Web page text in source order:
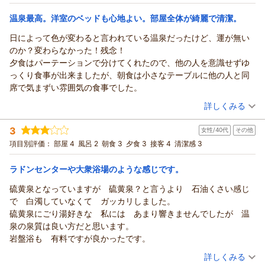
岩盤浴も、ちょうど良い温度で今まで行ってきた岩盤浴のナンバ
ーワンとなりました。
今度は日帰りで、２種の温泉と岩盤浴を利用したいので、その料
金をわかりやすく提示してほしいなと思いました。
るビジネスプラン/2食付
和室 朝・夕 夕/個室利用
宿泊価格帯： 9,001～10,000円(大人一人あたり/税込)
南郷（夢）温泉 共林荘からの返信
この度は南郷温泉 共林荘にご宿泊いただきまして誠にありが
とうございます。温泉、岩盤浴、お弁当プランのお弁当もお褒
め頂き感謝申し上げます。ご飯が大盛を選べたらのお声ですが
プラン構成が難しく申し訳ございません。貴重なご意見ですの
でご検討はさせていただきます。日帰りでの岩盤浴は館内、HP
に記載されてますがわかりにくかったとの事。日帰りの場合、
立て続けに2種の温泉に入浴されると効き目が良すぎて湯あたり
をおこす事から大広間休憩を挟んでもらっております。その場
合は2種の温泉と岩盤浴でお1人様 1500円（岩盤浴・温泉・大
広間含）を頂戴しております。又のご来館をお待ちしておりま
支配人 高橋
（返信日：2026/05/24）
温泉最高。洋室のベッドも心地よい。部屋全体が綺麗で清潔。
日によって色が変わると言われている温泉だったけど、運が無い
のか？変わらなかった！残念！
夕食はパーテーションで分けてくれたので、他の人を意識せずゆ
っくり食事が出来ましたが、朝食は小さなテーブルに他の人と同
席で気まずい雰囲気の食事でした。
（投稿日：2026/04/21）
宿泊時期： 2026年04月宿泊 (一人旅)
投稿者： JUNさん
宿泊プラン： 【ちょい贅沢】料理長おまかせ和膳／特別2食付
朝・夕
夕/個室利用
宿泊価格帯： 16,001～17,000円(大人一人あたり/税込)
南郷（夢）温泉 共林荘からの返信
この度は南郷温泉 共林荘にご宿泊いただきまして誠にありが
とうございます。温泉の評価とお部屋をお褒め頂きまして誠に
ありがとうございます。一方で朝食会場におきまして気まずい
思いをしたとの事で申し訳ございません。設備上の問題でどう
にもならない事ですが混みあう時は時間帯で促すようご案内で
詳しくみる
3 女性/40代 その他
項目別評価： 部屋 4 風呂 2 朝食 3 夕食 3 接客 4 清潔感 3
ラドンセンターや大衆浴場のような感じです。
硫黄泉となっていますが 硫黄泉？と言うより 石油くさい感じ
で 白濁していなくて ガッカリしました。
硫黄泉にごり湯好きな 私には あまり響きませんでしたが 温
泉の泉質は良い方だと思います。
岩盤浴も 有料ですが良かったです。
（投稿日：2026/04/08）
詳しくみる